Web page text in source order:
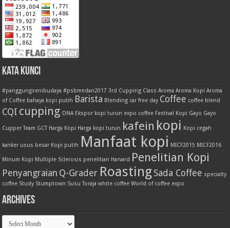
Kata Kunci
#panggungsenibudaya #psbmedan2017 3rd Cupping Class Aroma Aroma Kopi Aroma
of Coffee bahaya kopi putih Barista Blending car free day Coffee coffee blend
CQI cupping DNA Ekspor kopi turun expo coffee Festival Kopi Gayo Gayo
Cupper Team GCT Harga Kopi Harga kopi turun kafein kopi Kopi cegah
kanker usus besar Kopi putih Manfaat kopi MICF2015 MICF2016
Minum Kopi Multiple Sclerosis penelitian Harvard Penelitian Kopi
Penyangraian Q-Grader Roasting Sada Coffee specialty
coffee Study Stumptown Susu Toraja white coffee World of coffee expo
Archives
Archives